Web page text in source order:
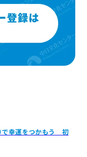
で幸運をつかもう 初